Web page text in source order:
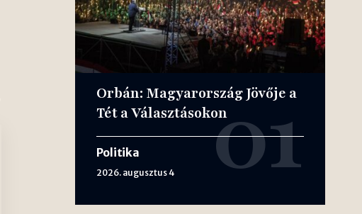
Orbán: Magyarország Jövője a
Tét a Választásokon
Politika
2026. augusztus 4